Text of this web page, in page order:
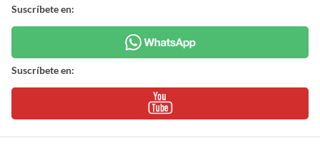
Suscríbete en:
Suscríbete en: